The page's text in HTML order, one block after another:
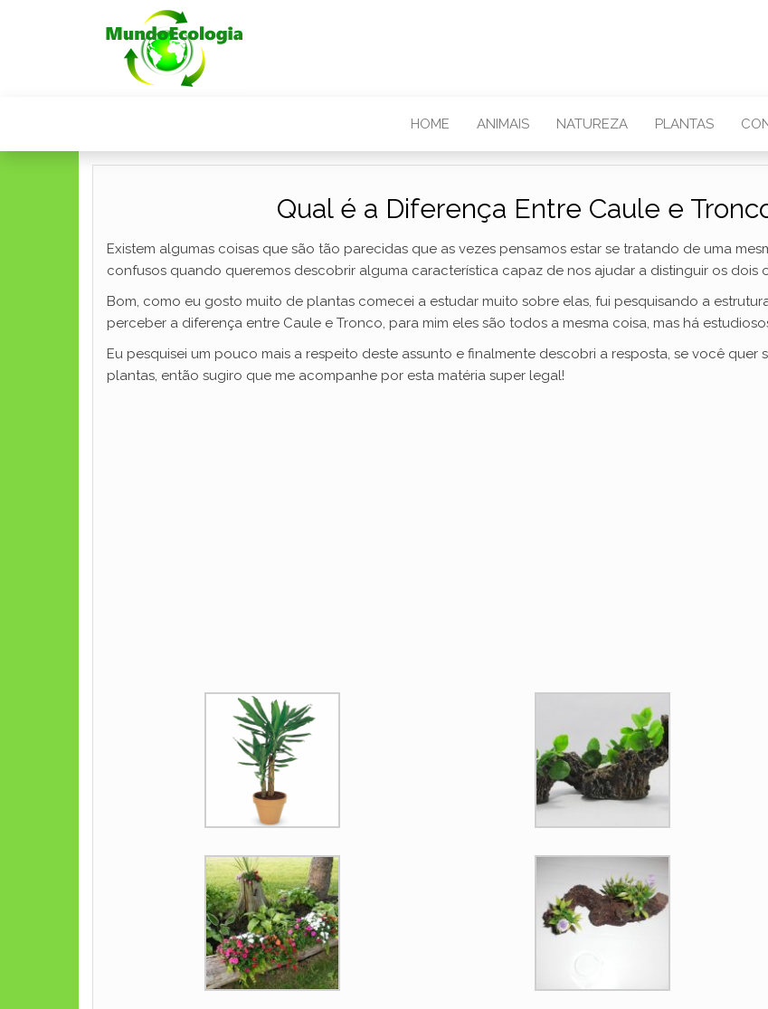
HOME ANIMAIS NATUREZA PLANTAS
Qual é a Diferença Entre Caule e
Existem algumas coisas que são tão parecidas que as vezes pensamos estar se tratando de uma
confusos quando queremos descobrir alguma característica capaz de nos ajudar a distinguir os dois
Bom, como eu gosto muito de plantas comecei a estudar muito sobre elas, fui pesquisando a
perceber a diferença entre Caule e Tronco, para mim eles são todos a mesma coisa, mas há
Eu pesquisei um pouco mais a respeito deste assunto e finalmente descobri a resposta, se você
plantas, então sugiro que me acompanhe por esta matéria super legal!